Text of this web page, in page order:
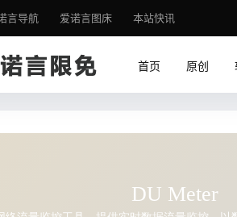
言导航 爱诺言图床 本站快讯
首页 原创